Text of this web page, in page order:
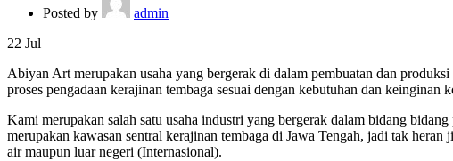
Posted by
admin
22 Jul
Abiyan Art merupakan usaha yang bergerak di dalam pembuatan dan
proses pengadaan kerajinan tembaga sesuai dengan kebutuhan dan keinginan
Kami merupakan salah satu usaha industri yang bergerak dalam bidang
merupakan kawasan sentral kerajinan tembaga di Jawa Tengah, jadi tak
air maupun luar negeri (Internasional).